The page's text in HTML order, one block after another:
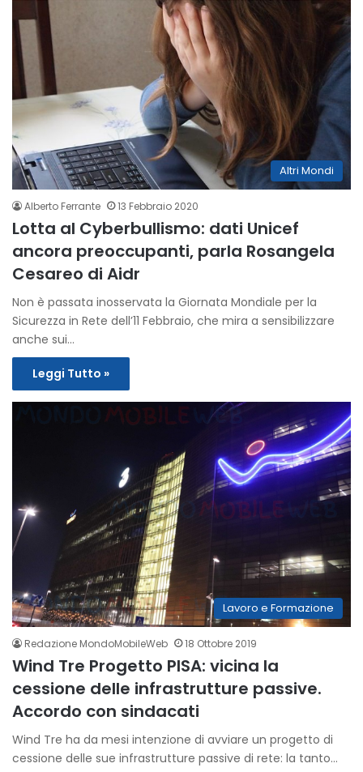
Altri Mondi
Alberto Ferrante 13 Febbraio 2020
Lotta al Cyberbullismo: dati Unicef
ancora preoccupanti, parla Rosangela
Cesareo di Aidr
Non è passata inosservata la Giornata Mondiale per la
Sicurezza in Rete dell’11 Febbraio, che mira a sensibilizzare
anche sui…
Leggi Tutto »
Lavoro e Formazione
Redazione MondoMobileWeb 18 Ottobre 2019
Wind Tre Progetto PISA: vicina la
cessione delle infrastrutture passive.
Accordo con sindacati
Wind Tre ha da mesi intenzione di avviare un progetto di
cessione delle sue infrastrutture passive di rete: la tanto…